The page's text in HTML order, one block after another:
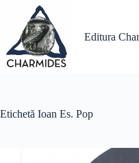
conținut
Editura
Etichetă Ioan Es. Pop